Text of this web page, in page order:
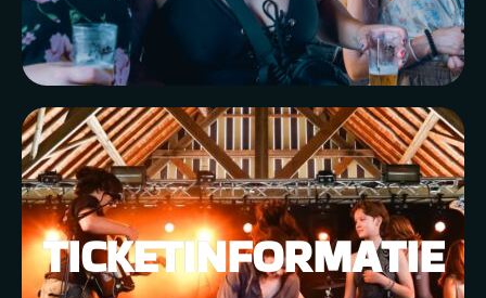
TICKETINFORMATIE